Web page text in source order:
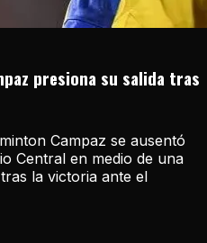
presiona su salida tras
Campaz se ausentó
Central en medio de una
la victoria ante el